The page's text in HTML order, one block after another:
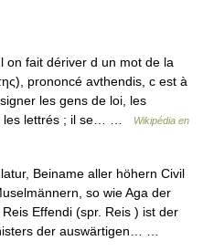
fait dériver d un mot de la
prononcé avthendis, c est à
les gens de loi, les
les lettrés ; il se… …
Wikipédia en
Beiname aller höhern Civil
so wie Aga der
Effendi (spr. Reis ) ist der
der auswärtigen… …